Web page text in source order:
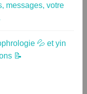
messages, votre
💦 et yin
📝